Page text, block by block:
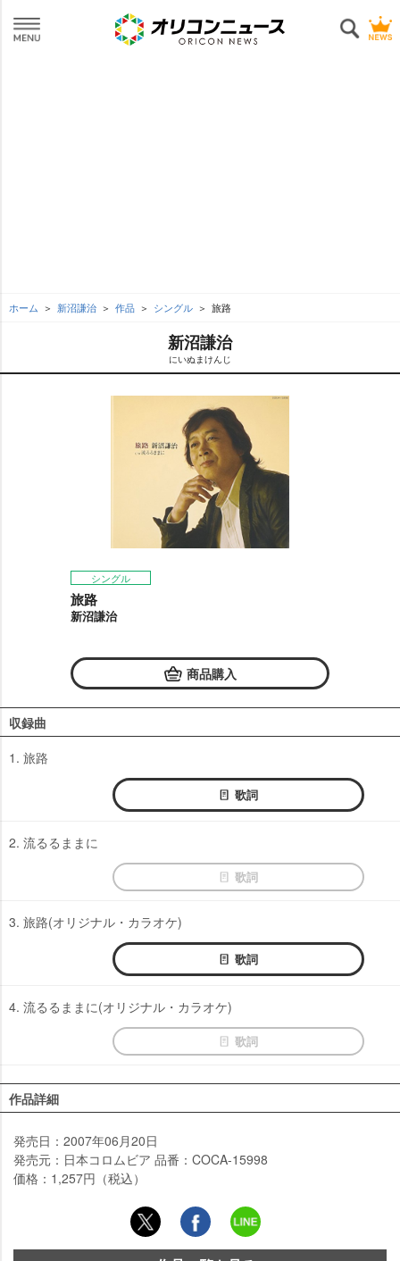
ホーム 新沼謙治 作品 シングル 旅路
新沼謙治
にいぬまけんじ
シングル
旅路
新沼謙治
商品購入
収録曲
1. 旅路
歌詞
2. 流るるままに
歌詞
3. 旅路(オリジナル・カラオケ)
歌詞
4. 流るるままに(オリジナル・カラオケ)
歌詞
作品詳細
発売日：2007年06月20日
発売元：日本コロムビア 品番：COCA-15998
価格：1,257円（税込）